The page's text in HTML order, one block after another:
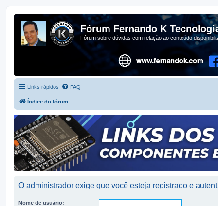
Fórum Fernando K
Fórum sobre dúvidas com relação ao conteúdo
Links rápidos FAQ
Índice do fórum
O administrador exige que você esteja registrado e
Nome de usuário: